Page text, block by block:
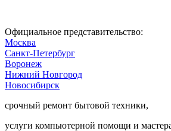
Официальное представительство:
Москва
Санкт-Петербург
Воронеж
Нижний Новгород
Новосибирск
срочный ремонт бытовой техники,
услуги компьютерной помощи и